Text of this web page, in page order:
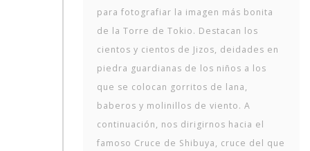
para fotografiar la imagen más bonita
de la Torre de Tokio. Destacan los
cientos y cientos de Jizos, deidades en
piedra guardianas de los niños a los
que se colocan gorritos de lana,
baberos y molinillos de viento. A
continuación, nos dirigirnos hacia el
famoso Cruce de Shibuya, cruce del que